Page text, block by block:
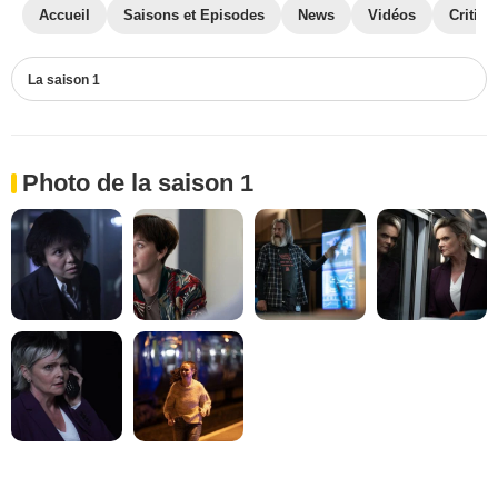
Accueil Saisons et Episodes News Vidéos
La saison 1
Photo de la saison 1